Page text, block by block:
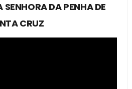
SENHORA DA PENHA DE
CRUZ